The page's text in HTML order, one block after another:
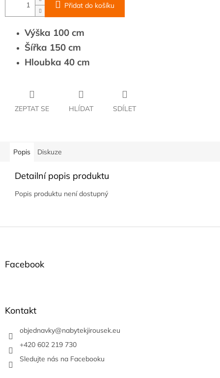
Přidat do košíku
Výška 100 cm
Šířka 150 cm
Hloubka 40 cm
ZEPTAT SE HLÍDAT SDÍLET
Popis Diskuze
Detailní popis produktu
Popis produktu není dostupný
Facebook
Kontakt
objednavky@nabytekjirousek.eu
+420 602 219 730
Sledujte nás na Facebooku